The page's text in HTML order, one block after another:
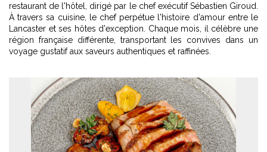
restaurant de l'hôtel, dirigé par le chef exécutif Sébastien Giroud.
À travers sa cuisine, le chef perpétue l'histoire d'amour entre le
Lancaster et ses hôtes d'exception. Chaque mois, il célèbre une
région française différente, transportant les convives dans un
voyage gustatif aux saveurs authentiques et raffinées.